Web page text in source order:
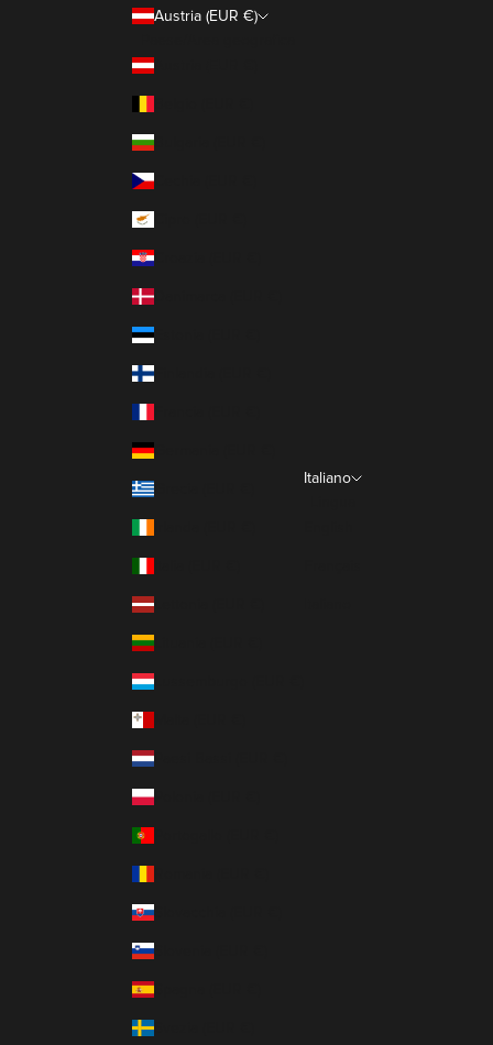
Austria (EUR €)
Austria (EUR €)
Bulgaria (EUR €)
Cechia (EUR €)
Croazia (EUR €)
Danimarca (EUR €)
Estonia (EUR €)
Finlandia (EUR €)
Germania (EUR €)
Grecia (EUR €)
Lettonia (EUR €)
Lituania (EUR €)
Lussemburgo (EUR €)
Paesi Bassi (EUR €)
Polonia (EUR €)
Slovacchia (EUR €)
Slovenia (EUR €)
Spagna (EUR €)
Svezia (EUR €)
Italiano